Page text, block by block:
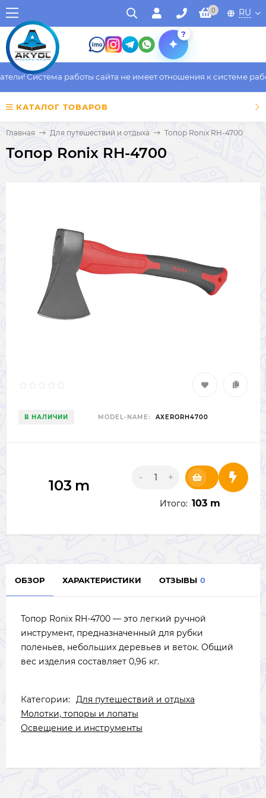
0 RU
?
Система работы сайта не имеет отношения к системе
КАТАЛОГ ТОВАРОВ
Главная Для путешествий и отдыха Топор Ronix RH-4700
Топор Ronix RH-4700
В НАЛИЧИИ MODEL-NAME: AXERORH4700
103 m - +
Итого: 103 m
ОБЗОР ХАРАКТЕРИСТИКИ ОТЗЫВЫ 0
Топор Ronix RH-4700 — это легкий ручной
инструмент, предназначенный для рубки
поленьев, небольших деревьев и веток. Общий
вес изделия составляет 0,96 кг.
Категории: Для путешествий и отдыха
Молотки, топоры и лопаты
Освещение и инструменты